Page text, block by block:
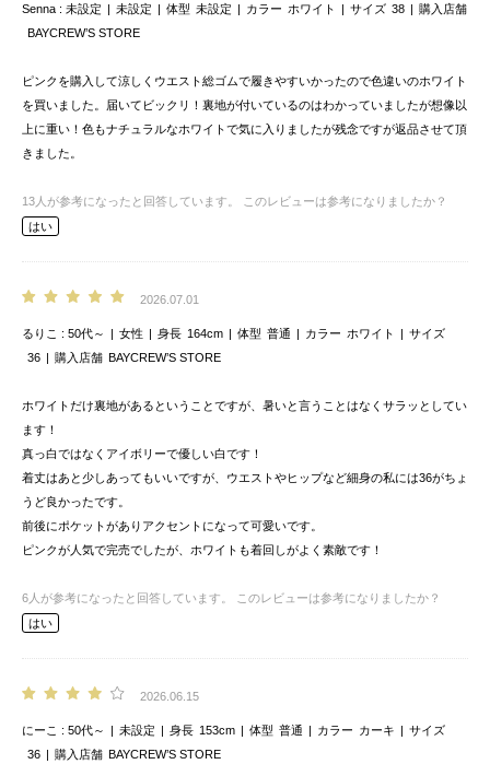
Senna 未設定 未設定 体型 未設定 カラー ホワイト サイズ 38
購入店舗
BAYCREW’S STORE
ピンクを購入して涼しくウエスト総ゴムで履きやすいかったので色違いのホワイト
を買いました。届いてビックリ！裏地が付いているのはわかっていましたが想像以
上に重い！色もナチュラルなホワイトで気に入りましたが残念ですが返品させて頂
きました。
13 人が参考になったと回答しています。
このレビューは参考になりましたか？
はい
2026.07.01
るりこ 50代～ 女性 身長 164cm 体型 普通 カラー ホワイト
サイズ
36
購入店舗 BAYCREW’S STORE
ホワイトだけ裏地があるということですが、暑いと言うことはなくサラッとしてい
ます！
真っ白ではなくアイボリーで優しい白です！
着丈はあと少しあってもいいですが、ウエストやヒップなど細身の私には36がちょ
うど良かったです。
前後にポケットがありアクセントになって可愛いです。
ピンクが人気で完売でしたが、ホワイトも着回しがよく素敵です！
6 人が参考になったと回答しています。
このレビューは参考になりましたか？
はい
2026.06.15
にーこ 50代～ 未設定 身長 153cm 体型 普通 カラー カーキ
サイズ
36
購入店舗 BAYCREW’S STORE